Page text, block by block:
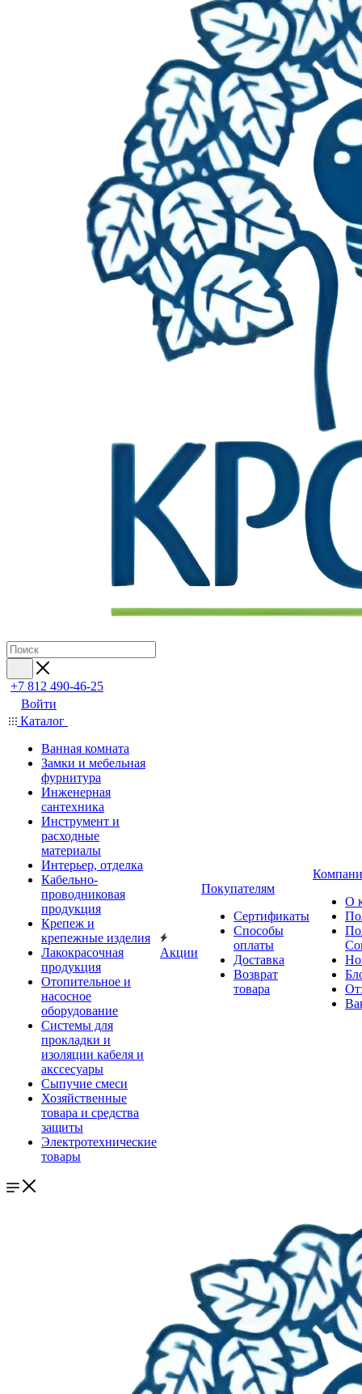
+7 812 490-46-25
Войти
Каталог
Ванная комната
Замки и мебельная
фурнитура
Инженерная
сантехника
Инструмент и
расходные
материалы
Интерьер, отделка
Кабельно-
проводниковая
продукция
Крепеж и
крепежные изделия
Лакокрасочная
продукция
Отопительное и
насосное
оборудование
Системы для
прокладки и
изоляции кабеля и
акссесуары
Сыпучие смеси
Хозяйственные
товара и средства
защиты
Электротехнические
товары
Акции
Покупателям
Сертификаты
Способы
оплаты
Доставка
Возврат
товара
О